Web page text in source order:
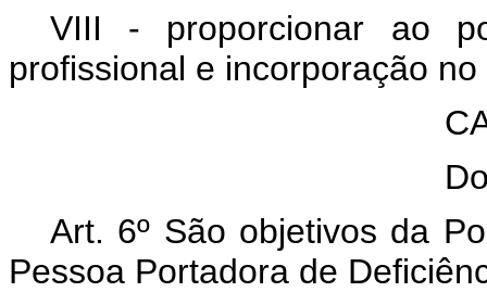
VIII - proporcionar ao
profissional e incorporação
Art. 6º São objetivos da
Pessoa Portadora de